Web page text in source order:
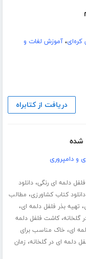
کره‌ای،آموزش لغات و
دریافت از کتابراه
شده
و دامپروری
فلفل دلمه ای رنگی،دانلود
دانلود کتاب کشاورزی، مطالب
، تهیه بذر فلفل دلمه ای،
گلخانه،کاشت فلفل دلمه
ای، خاک مناسب برای
دلمه ای در گلخانه، زمان